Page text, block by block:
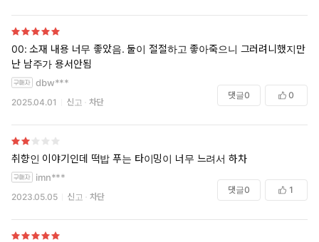
00: 소재 내용 너무 좋았음. 둘이 절절하고 좋아죽으니 그러려니했지만
난 남주가 용서안됨
dbw***
2025.04.01 신고 차단
댓글0 0
취향인 이야기인데 떡밥 푸는 타이밍이 너무 느려서 하차
imn***
2023.05.05 신고 차단
댓글0 1